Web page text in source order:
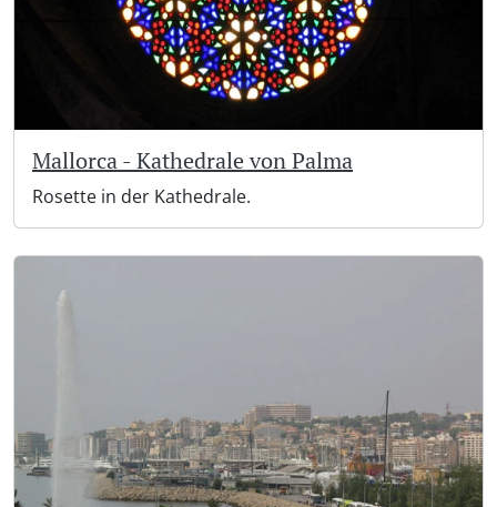
Mallorca - Kathedrale von Palma
Rosette in der Kathedrale.